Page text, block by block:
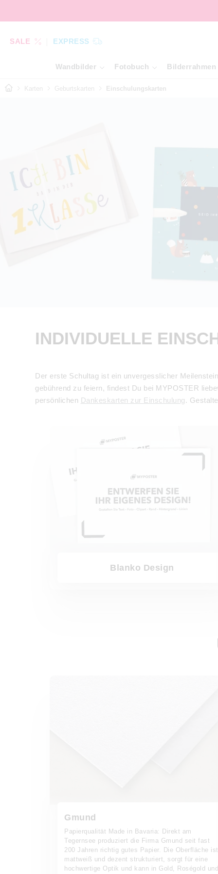
SALE EXPRESS
Wandbilder Fotobuch Bilderrahmen
Karten Geburtskarten Einschulungskarten
INDIVIDUELLE
Der erste Schultag ist ein unvergesslicher
gebührend zu feiern, findest Du bei MYPOSTER
persönlichen Dankeskarten zur Einschulung.
Blanko Design
Gmund
Papierqualität Made in Bavaria: Direkt am
Tegernsee produziert die Firma Gmund seit fast
200 Jahren richtig gutes Papier. Die Oberfläche ist
mattweiß und dezent strukturiert, sorgt für eine
hochwertige Optik und kann in Gold, Roségold und